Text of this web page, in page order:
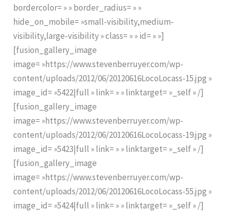
bordercolor= » » border_radius= » »
hide_on_mobile= »small-visibility,medium-
visibility,large-visibility » class= » » id= » »]
[fusion_gallery_image
image= »https://www.stevenberruyer.com/wp-
content/uploads/2012/06/20120616LocoLocass-15.jpg »
image_id= »5422|full » link= » » linktarget= »_self » /]
[fusion_gallery_image
image= »https://www.stevenberruyer.com/wp-
content/uploads/2012/06/20120616LocoLocass-19.jpg »
image_id= »5423|full » link= » » linktarget= »_self » /]
[fusion_gallery_image
image= »https://www.stevenberruyer.com/wp-
content/uploads/2012/06/20120616LocoLocass-55.jpg »
image_id= »5424|full » link= » » linktarget= »_self » /]